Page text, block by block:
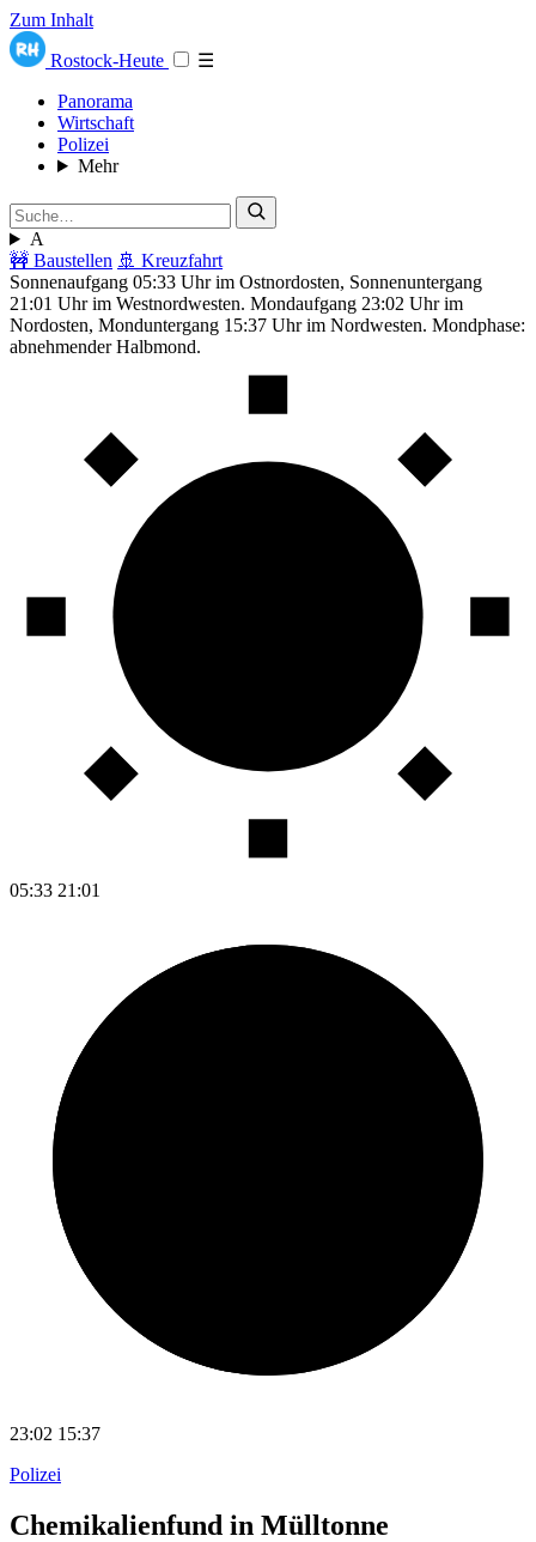
Zum Inhalt
Rostock-Heute
☰
Panorama
Wirtschaft
Polizei
Mehr
A
🚧 Baustellen 🚢 Kreuzfahrt
Sonnenaufgang 05:33 Uhr im Ostnordosten, Sonnenuntergang
21:01 Uhr im Westnordwesten. Mondaufgang 23:02 Uhr im
Nordosten, Monduntergang 15:37 Uhr im Nordwesten. Mondphase:
abnehmender Halbmond.
05:33 21:01
23:02 15:37
Polizei
Chemikalienfund in Mülltonne